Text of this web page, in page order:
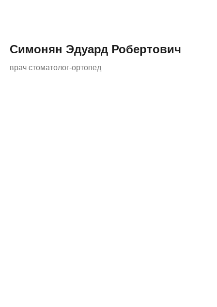
Симонян Эдуард Робертович
врач стоматолог-ортопед